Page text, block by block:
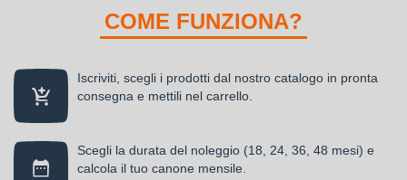
COME FUNZIONA?
Iscriviti, scegli i prodotti dal nostro catalogo in pronta
consegna e mettili nel carrello.
Scegli la durata del noleggio (18, 24, 36, 48 mesi) e
calcola il tuo canone mensile.